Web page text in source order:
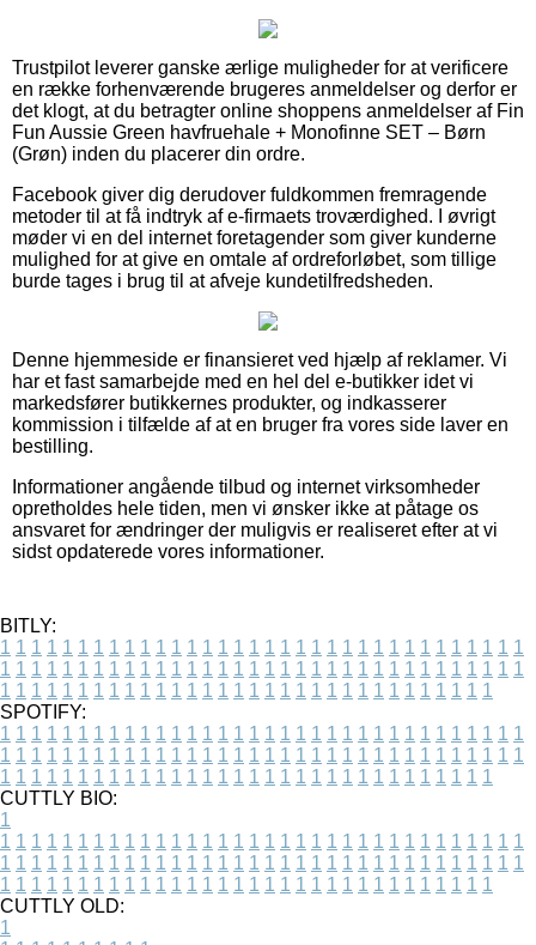
Trustpilot leverer ganske ærlige muligheder for at verificere
en række forhenværende brugeres anmeldelser og derfor er
det klogt, at du betragter online shoppens anmeldelser af Fin
Fun Aussie Green havfruehale + Monofinne SET – Børn
(Grøn) inden du placerer din ordre.
Facebook giver dig derudover fuldkommen fremragende
metoder til at få indtryk af e-firmaets troværdighed. I øvrigt
møder vi en del internet foretagender som giver kunderne
mulighed for at give en omtale af ordreforløbet, som tillige
burde tages i brug til at afveje kundetilfredsheden.
Denne hjemmeside er finansieret ved hjælp af reklamer. Vi
har et fast samarbejde med en hel del e-butikker idet vi
markedsfører butikkernes produkter, og indkasserer
kommission i tilfælde af at en bruger fra vores side laver en
bestilling.
Informationer angående tilbud og internet virksomheder
opretholdes hele tiden, men vi ønsker ikke at påtage os
ansvaret for ændringer der muligvis er realiseret efter at vi
sidst opdaterede vores informationer.
BITLY:
1 1 1 1 1 1 1 1 1 1 1 1 1 1 1 1 1 1 1 1 1 1 1 1 1 1 1 1 1 1 1 1 1 1
1 1 1 1 1 1 1 1 1 1 1 1 1 1 1 1 1 1 1 1 1 1 1 1 1 1 1 1 1 1 1 1 1 1
1 1 1 1 1 1 1 1 1 1 1 1 1 1 1 1 1 1 1 1 1 1 1 1 1 1 1 1 1 1 1 1
SPOTIFY:
1 1 1 1 1 1 1 1 1 1 1 1 1 1 1 1 1 1 1 1 1 1 1 1 1 1 1 1 1 1 1 1 1 1
1 1 1 1 1 1 1 1 1 1 1 1 1 1 1 1 1 1 1 1 1 1 1 1 1 1 1 1 1 1 1 1 1 1
1 1 1 1 1 1 1 1 1 1 1 1 1 1 1 1 1 1 1 1 1 1 1 1 1 1 1 1 1 1 1 1
CUTTLY BIO:
1
1 1 1 1 1 1 1 1 1 1 1 1 1 1 1 1 1 1 1 1 1 1 1 1 1 1 1 1 1 1 1 1 1 1
1 1 1 1 1 1 1 1 1 1 1 1 1 1 1 1 1 1 1 1 1 1 1 1 1 1 1 1 1 1 1 1 1 1
1 1 1 1 1 1 1 1 1 1 1 1 1 1 1 1 1 1 1 1 1 1 1 1 1 1 1 1 1 1 1 1
CUTTLY OLD:
1